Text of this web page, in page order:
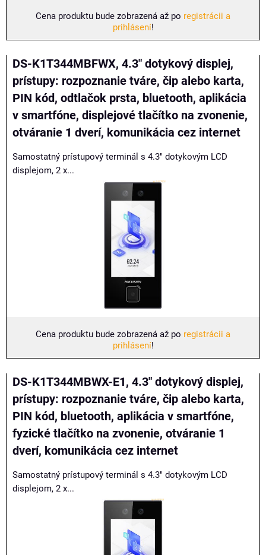
Cena produktu bude zobrazená až po registrácii a
prihlásení!
DS-K1T344MBFWX, 4.3" dotykový displej,
prístupy: rozpoznanie tváre, čip alebo karta,
PIN kód, odtlačok prsta, bluetooth, aplikácia
v smartfóne, displejové tlačítko na zvonenie,
otváranie 1 dverí, komunikácia cez internet
Samostatný prístupový terminál s 4.3" dotykovým LCD
displejom, 2 x...
Cena produktu bude zobrazená až po registrácii a
prihlásení!
DS-K1T344MBWX-E1, 4.3" dotykový displej,
prístupy: rozpoznanie tváre, čip alebo karta,
PIN kód, bluetooth, aplikácia v smartfóne,
fyzické tlačítko na zvonenie, otváranie 1
dverí, komunikácia cez internet
Samostatný prístupový terminál s 4.3" dotykovým LCD
displejom, 2 x...